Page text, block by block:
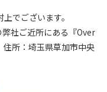
でございます。
社ご近所にある『Over
所：埼玉県草加市中央